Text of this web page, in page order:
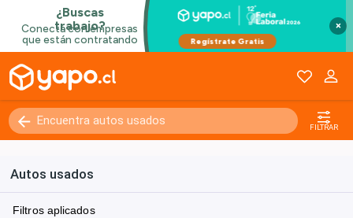
×
FILTRAR
Autos usados
Filtros aplicados